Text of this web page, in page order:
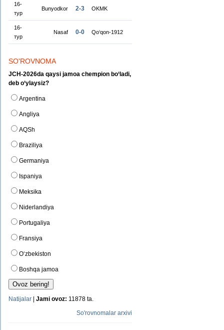
16-
тур
Bunyodkor 2-3 OKMK
16-
тур
Nasaf 0-0 Qo‘qon-1912
SO'ROVNOMA
JCH-2026da qaysi jamoa chempion bo‘ladi,
deb o‘ylaysiz?
Argentina
Angliya
AQSh
Braziliya
Germaniya
Ispaniya
Meksika
Niderlandiya
Portugaliya
Fransiya
O‘zbekiston
Boshqa jamoa
Natijalar | Jami ovoz: 11878 ta.
So'rovnomalar arxivi